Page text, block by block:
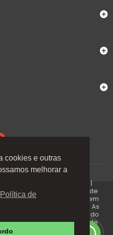
cookies e outras
melhorar a
de
registrada de CINCO TI
| CNPJ: 08.307.867/0001-04 |
Os preços anunciados neste
podem ser alterados sem
por erros descritos. As
são meramente ilustrativas do
com o fornecedor/lote
100% em criptografia SSL.